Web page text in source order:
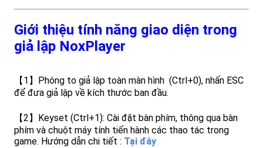
Giới thiệu tính năng giao diện trong
giả lập NoxPlayer
【1】Phóng to giả lập toàn màn hình (Ctrl+0), nhấn ESC
để đưa giả lập về kích thước ban đầu.
【2】Keyset (Ctrl+1): Cài đặt bàn phím, thông qua bàn
phím và chuột máy tính tiến hành các thao tác trong
game. Hướng dẫn chi tiết : Tại đây